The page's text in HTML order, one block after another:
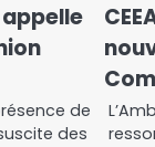
appelle
de
des